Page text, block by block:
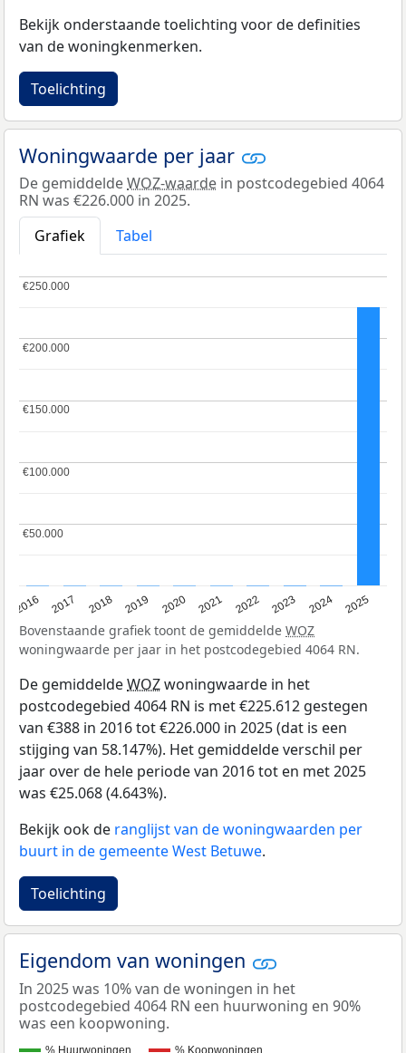
Bekijk onderstaande toelichting voor de definities
van de woningkenmerken.
Toelichting
Woningwaarde per jaar
De gemiddeldeWOZ-waarde in postcodegebied 4064
RN was €226.000 in 2025.
Grafiek
Tabel
2016 2017 2018 2019 2020 2021 2022 2023 2024 2025
€50.000
€50.000
€100.000
€100.000
€150.000
€150.000
€200.000
€200.000
€250.000
€250.000
Bovenstaande grafiek toont de gemiddelde WOZ
woningwaarde per jaar in het postcodegebied 4064 RN.
De gemiddeldeWOZwoningwaarde in het
postcodegebied 4064 RN is met €225.612 gestegen
van €388 in 2016 tot €226.000 in 2025 (dat is een
stijging van 58.147%). Het gemiddelde verschil per
jaar over de hele periode van 2016 tot en met 2025
was €25.068 (4.643%).
Bekijk ook de ranglijst van de woningwaarden per
buurt in de gemeente West Betuwe.
Toelichting
Eigendom van woningen
In 2025 was 10% van de woningen in het
postcodegebied 4064 RN een huurwoning en 90%
was een koopwoning.
% Huurwoningen % Koopwoningen